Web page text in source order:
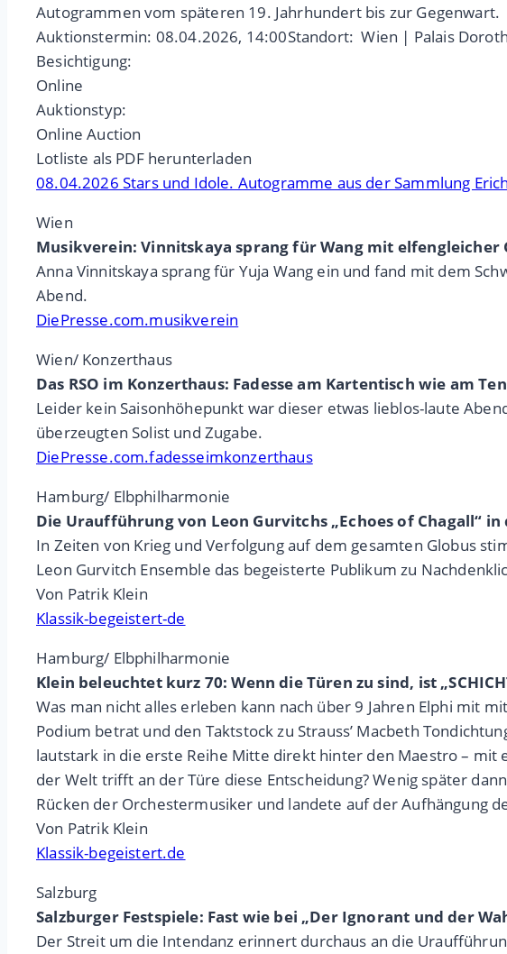
Autogrammen vom späteren 19. Jahrhundert bis zur Gegenwart.
Auktionstermin: 08.04.2026, 14:00Standort: Wien | Palais
Besichtigung:
Online
Auktionstyp:
Online Auction
Lotliste als PDF herunterladen
08.04.2026 Stars und Idole. Autogramme aus der Sammlung
Wien
Musikverein: Vinnitskaya sprang für Wang mit elfengleicher
Anna Vinnitskaya sprang für Yuja Wang ein und fand mit dem
Abend.
DiePresse.com.musikverein
Wien/ Konzerthaus
Das RSO im Konzerthaus: Fadesse am Kartentisch wie am
Leider kein Saisonhöhepunkt war dieser etwas lieblos-laute
überzeugten Solist und Zugabe.
DiePresse.com.fadesseimkonzerthaus
Hamburg/ Elbphilharmonie
Die Uraufführung von Leon Gurvitchs „Echoes of Chagall“
In Zeiten von Krieg und Verfolgung auf dem gesamten Globus
Leon Gurvitch Ensemble das begeisterte Publikum zu
Von Patrik Klein
Klassik-begeistert-de
Hamburg/ Elbphilharmonie
Klein beleuchtet kurz 70: Wenn die Türen zu sind, ist
Was man nicht alles erleben kann nach über 9 Jahren Elphi mit
Podium betrat und den Taktstock zu Strauss’ Macbeth
lautstark in die erste Reihe Mitte direkt hinter den Maestro –
der Welt trifft an der Türe diese Entscheidung? Wenig später
Rücken der Orchestermusiker und landete auf der Aufhängung
Von Patrik Klein
Klassik-begeistert.de
Salzburg
Salzburger Festspiele: Fast wie bei „Der Ignorant und der
Der Streit um die Intendanz erinnert durchaus an die